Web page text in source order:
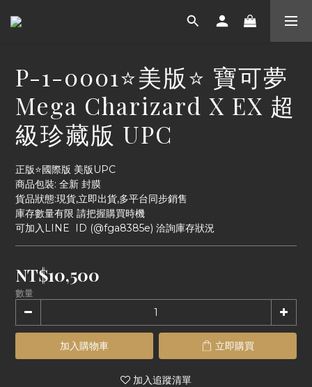
P-1-0001⭐美版⭐ 寶可夢
Mega Charizard X EX 超
級珍藏版 UPC
正版⭐國際版 美版UPC
商品包裝: 全新 封膜
貨品狀態:現貨,立即出貨,多平台同步銷售
庫存數量有限 請把握購買時機
可加入LINE  ID (@fga8385e) 洽詢庫存狀況
NT$10,500
數量
加入購物車 立即購買
加入追蹤清單